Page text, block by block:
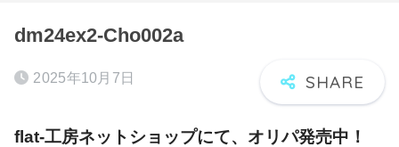
dm24ex2-Cho002a
2025年10月7日
flat-工房ネットショップにて、オリパ発売中！